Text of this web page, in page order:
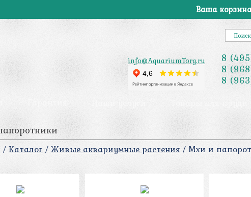
Ваша
8
8
8
info@AquariumTorg.ru
Гарантия Наши услуги Товары для пруда
/Каталог /Живые аквариумные растения/Мхи и